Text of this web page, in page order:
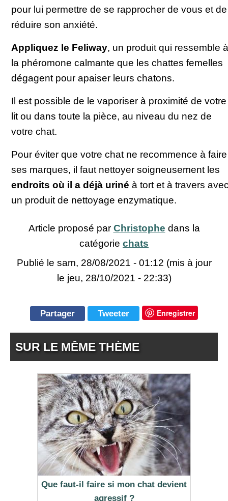
pour lui permettre de se rapprocher de vous et de
réduire son anxiété.
Appliquez le Feliway, un produit qui ressemble à
la phéromone calmante que les chattes femelles
dégagent pour apaiser leurs chatons.
Il est possible de le vaporiser à proximité de votre
lit ou dans toute la pièce, au niveau du nez de
votre chat.
Pour éviter que votre chat ne recommence à faire
ses marques, il faut nettoyer soigneusement les
endroits où il a déjà uriné à tort et à travers
un produit de nettoyage enzymatique.
Article proposé par Christophe dans la
catégorie chats
Publié le sam, 28/08/2021 - 01:12 (mis à jour
le jeu, 28/10/2021 - 22:33)
Partager Tweeter Enregistrer
SUR LE MÊME THÈME
Que faut-il faire si mon chat devient
agressif ?